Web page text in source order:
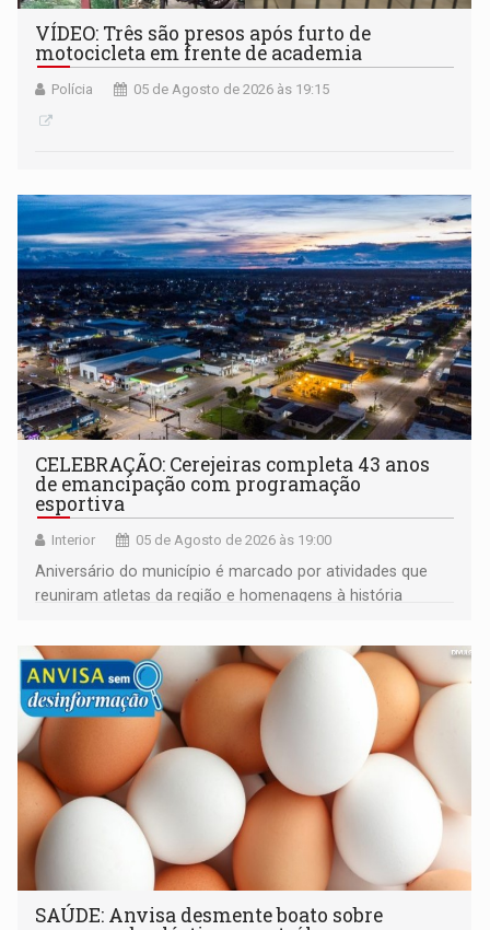
VÍDEO: Três são presos após furto de
motocicleta em frente de academia
Polícia 05 de Agosto de 2026 às 19:15
CELEBRAÇÃO: Cerejeiras completa 43 anos
de emancipação com programação
esportiva
Interior 05 de Agosto de 2026 às 19:00
Aniversário do município é marcado por atividades que
reuniram atletas da região e homenagens à história
SAÚDE: Anvisa desmente boato sobre